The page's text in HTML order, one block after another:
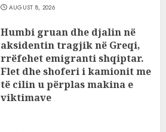
AUGUST 8, 2026
Humbi gruan dhe djalin në
aksidentin tragjik në Greqi,
rrëfehet emigranti shqiptar.
Flet dhe shoferi i kamionit me
të cilin u përplas makina e
viktimave